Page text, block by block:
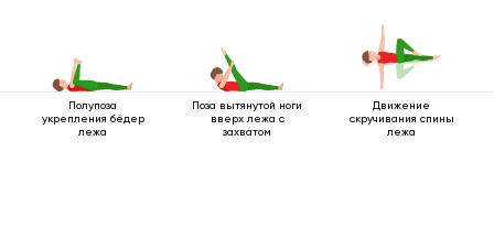
Полупоза
укрепления бёдер
лежа
Поза вытянутой ноги
вверх лежа с
захватом
Движение
скручивания спины
лежа